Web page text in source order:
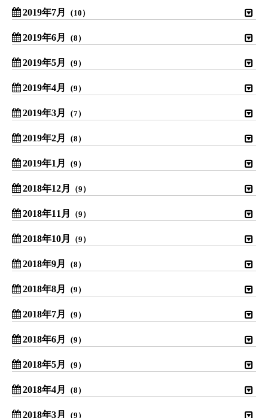
2019年7月 （10）
2019年6月 （8）
2019年5月 （9）
2019年4月 （9）
2019年3月 （7）
2019年2月 （8）
2019年1月 （9）
2018年12月 （9）
2018年11月 （9）
2018年10月 （9）
2018年9月 （8）
2018年8月 （9）
2018年7月 （9）
2018年6月 （9）
2018年5月 （9）
2018年4月 （8）
2018年3月 （9）